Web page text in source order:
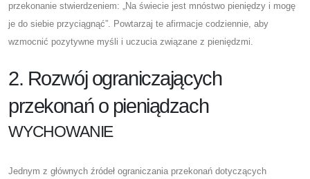
przekonanie stwierdzeniem: „Na świecie jest mnóstwo pieniędzy i mogę
je do siebie przyciągnąć”. Powtarzaj te afirmacje codziennie, aby
wzmocnić pozytywne myśli i uczucia związane z pieniędzmi.
2. Rozwój ograniczających
przekonań o pieniądzach
WYCHOWANIE
Jednym z głównych źródeł ograniczania przekonań dotyczących